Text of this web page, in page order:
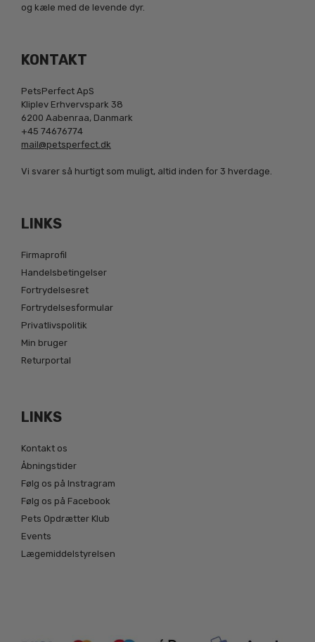
og kæle med de levende dyr.
KONTAKT
PetsPerfect ApS
Kliplev Erhvervspark 38
6200 Aabenraa, Danmark
+45 74676774
mail@petsperfect.dk
Vi svarer så hurtigt som muligt, altid inden for 3 hverdage.
LINKS
Firmaprofil
Handelsbetingelser
Fortrydelsesret
Fortrydelsesformular
Privatlivspolitik
Min bruger
Returportal
LINKS
Kontakt os
Åbningstider
Følg os på Instragram
Følg os på Facebook
Pets Opdrætter Klub
Events
Lægemiddelstyrelsen